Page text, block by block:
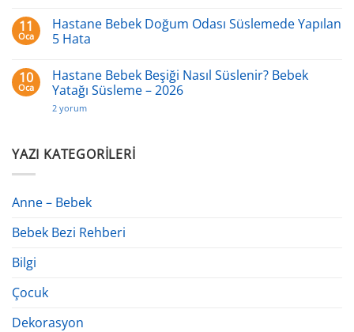
Seçilir?
Bilmeniz
Gereken
(SSS)
Bebek
Çikolatası:
Özel
Lezzeti
11
Oca
Hastane Bebek Doğum Odası Süslemede Yapılan
5 Hata
Hastane
Bebek
Doğum
Odası
Süslemede
Hata
10
Oca
Hastane Bebek Beşiği Nasıl Süslenir? Bebek
Yatağı Süsleme – 2026
Hastane
Bebek
Süslenir?
Bebek
için
2 yorum
YAZI KATEGORILERI
Anne – Bebek
Bebek Bezi Rehberi
Bilgi
Çocuk
Dekorasyon